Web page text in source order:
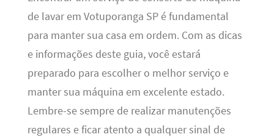
de lavar em Votuporanga SP é fundamental
para manter sua casa em ordem. Com as dicas
e informações deste guia, você estará
preparado para escolher o melhor serviço e
manter sua máquina em excelente estado.
Lembre-se sempre de realizar manutenções
regulares e ficar atento a qualquer sinal de